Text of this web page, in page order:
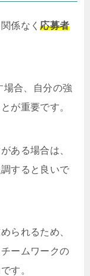
係なく応募者
場合、自分の強
が重要です。
ある場合は、
すると良いで
られるため、
ームワークの
す。